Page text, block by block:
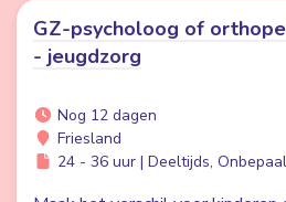
GZ-psycholoog of
- jeugdzorg
Nog 12 dagen
Friesland
24 - 36 uur | Deeltijds,